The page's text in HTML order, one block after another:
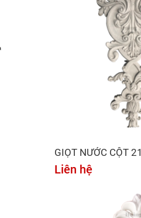
GIỌT NƯỚC CỘT 21
Liên hệ